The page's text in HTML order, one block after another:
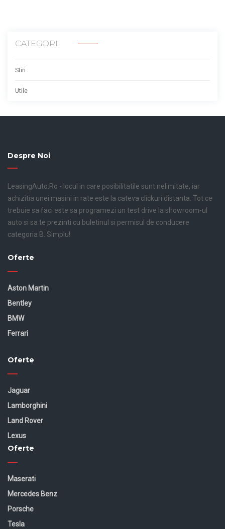
CATEGORII
Stiri
Utile
Despre Noi
LeasingAuto.Ro - locul in care posibilitatile sunt nelimitate, iar
achizitia unei masini in rate este la cateva clickuri distanta. Tot ce
trebuie sa faci este sa programezi un test drive la showroom-ul
auto si sa te prezinti cu buletinul si permisul de conducere
categoria B. Simplu!
Oferte
Aston Martin
Bentley
BMW
Ferrari
Oferte
Jaguar
Lamborghini
Land Rover
Lexus
Oferte
Maserati
Mercedes Benz
Porsche
Tesla